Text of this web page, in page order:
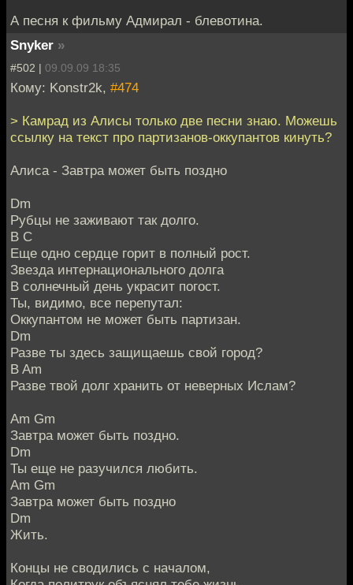
А песня к фильму Адмирал - блевотина.
Snyker »
#502 | 09.09.09 18:35
Кому: Konstr2k, #474
> Камрад из Алисы только две песни знаю. Можешь
ссылку на текст про партизанов-оккупантов кинуть?
Алиса - Завтра может быть поздно
Dm
Рубцы не заживают так долго.
B C
Еще одно сердце горит в полный рост.
Звезда интернационального долга
В солнечный день украсит погост.
Ты, видимо, все перепутал:
Оккупантом не может быть партизан.
Dm
Разве ты здесь защищаешь свой город?
B Am
Разве твой долг хранить от неверных Ислам?
Am Gm
Завтра может быть поздно.
Dm
Ты еще не разучился любить.
Am Gm
Завтра может быть поздно
Dm
Жить.
Концы не сводились с началом,